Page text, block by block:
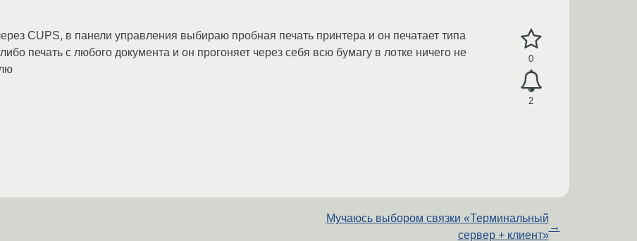
0
2
CUPS, в панели управления выбираю пробная печать принтера и он печатает типа
печать с любого документа и он прогоняет через себя всю бумагу в лотке ничего не
Мучаюсь выбором связки «Терминальный
сервер + клиент»
→